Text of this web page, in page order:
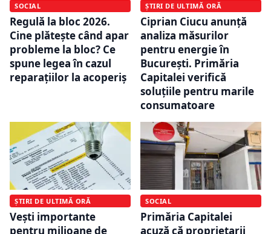
SOCIAL
Regulă la bloc 2026.
Cine plătește când apar
probleme la bloc? Ce
spune legea în cazul
reparațiilor la acoperiș
ȘTIRI DE ULTIMĂ ORĂ
Ciprian Ciucu anunță
analiza măsurilor
pentru energie în
București. Primăria
Capitalei verifică
soluțiile pentru marile
consumatoare
ȘTIRI DE ULTIMĂ ORĂ
Vești importante
pentru milioane de
SOCIAL
Primăria Capitalei
acuză că proprietarii